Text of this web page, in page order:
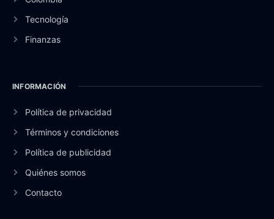
Tecnología
Finanzas
INFORMACIÓN
Política de privacidad
Términos y condiciones
Política de publicidad
Quiénes somos
Contacto